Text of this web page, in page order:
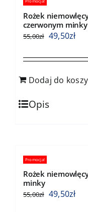
Rożek
czerwonym minky
55,00zł 49,50zł
Dodaj do
Opis
Promocja!
Rożek
minky
55,00zł 49,50zł